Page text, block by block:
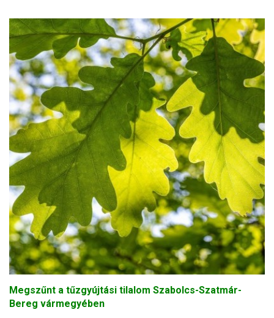
Megszűnt a tűzgyújtási tilalom Szabolcs-Szatmár-
Bereg vármegyében